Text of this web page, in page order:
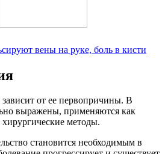
вены на руке, боль в кисти
от ее первопричины. В
выражены, применяются как
методы.
становится необходимым в